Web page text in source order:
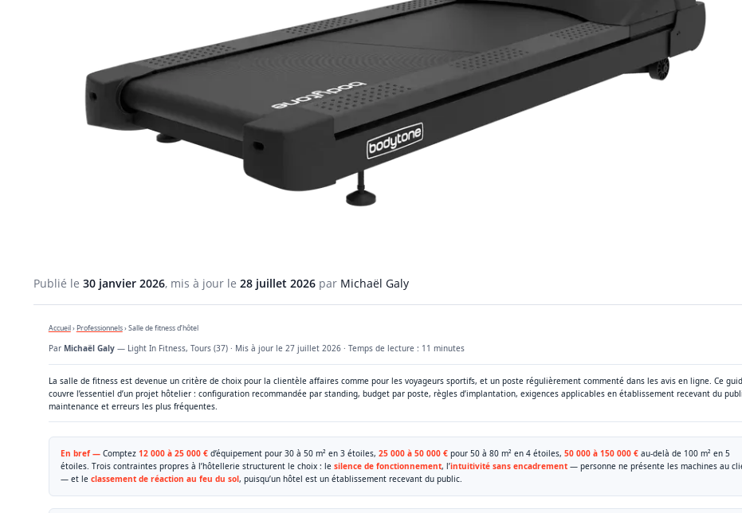
Publié le 30 janvier 2026, mis à jour le 28 juillet 2026 par Michaël Galy
Accueil›Professionnels› Salle de fitness d’hôtel
Par Michaël Galy— Light In Fitness, Tours (37) · Mis à jour le 27 juillet 2026· Temps de lecture : 11 minutes
La salle de fitness est devenue un critère de choix pour la clientèle affaires comme pour les voyageurs sportifs, et un poste régulièrement commenté dans les avis en ligne. Ce
couvre l’essentiel d’un projet hôtelier : configuration recommandée par standing, budget par poste, règles d’implantation, exigences applicables en établissement recevant du
maintenance et erreurs les plus fréquentes.
En bref —Comptez 12 000 à 25 000 €d’équipement pour 30 à 50 m² en 3 étoiles, 25 000 à 50 000 €pour 50 à 80 m² en 4 étoiles, 50 000 à 150 000 €au-delà de 100 m² en 5
étoiles. Trois contraintes propres à l’hôtellerie structurent le choix : le silence de fonctionnement, l’intuitivité sans encadrement— personne ne présente les machines au
— et le classement de réaction au feu du sol, puisqu’un hôtel est un établissement recevant du public.